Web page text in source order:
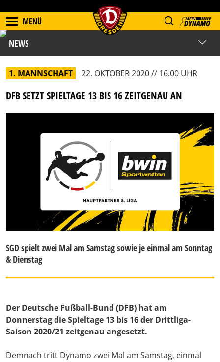
MENÜ
NEWS
1. MANNSCHAFT 22. OKTOBER 2020 // 16.00 UHR
DFB SETZT SPIELTAGE 13 BIS 16 ZEITGENAU AN
SGD spielt zwei Mal am Samstag sowie je einmal am Sonntag
& Dienstag
Der Deutsche Fußball-Bund (DFB) hat am
Donnerstag die Spieltage 13 bis 16 der Drittliga-
Saison 2020/21 zeitgenau angesetzt.
Demnach tritt Dynamo zwei Mal am Samstag, einmal